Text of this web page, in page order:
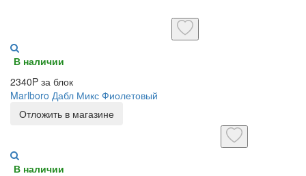
В наличии
2340P за блок
Marlboro Дабл Микс Фиолетовый
Отложить в магазине
В наличии